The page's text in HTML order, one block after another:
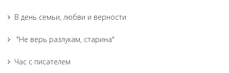
В день семьи, любви и верности
"Не верь разлукам, старина"
Час с писателем